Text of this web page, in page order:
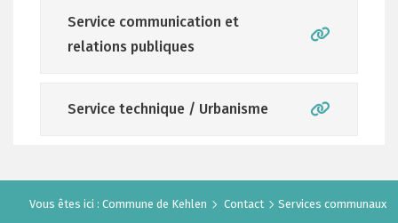
Service communication et
relations publiques
Service technique / Urbanisme
Vous êtes ici : Commune de Kehlen Contact Services communaux